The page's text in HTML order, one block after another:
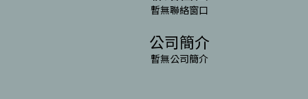
暫無聯絡窗口
公司簡介
暫無公司簡介